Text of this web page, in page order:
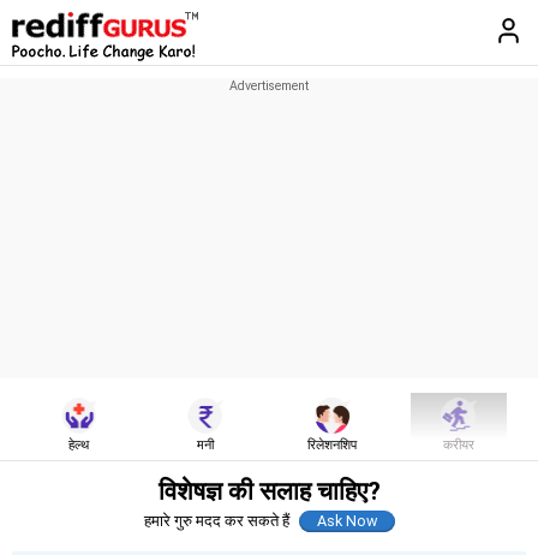
हेल्थ मनी रिलेशनशिप करीयर
विशेषज्ञ की सलाह चाहिए?
हमारे गुरु मदद कर सकते हैं